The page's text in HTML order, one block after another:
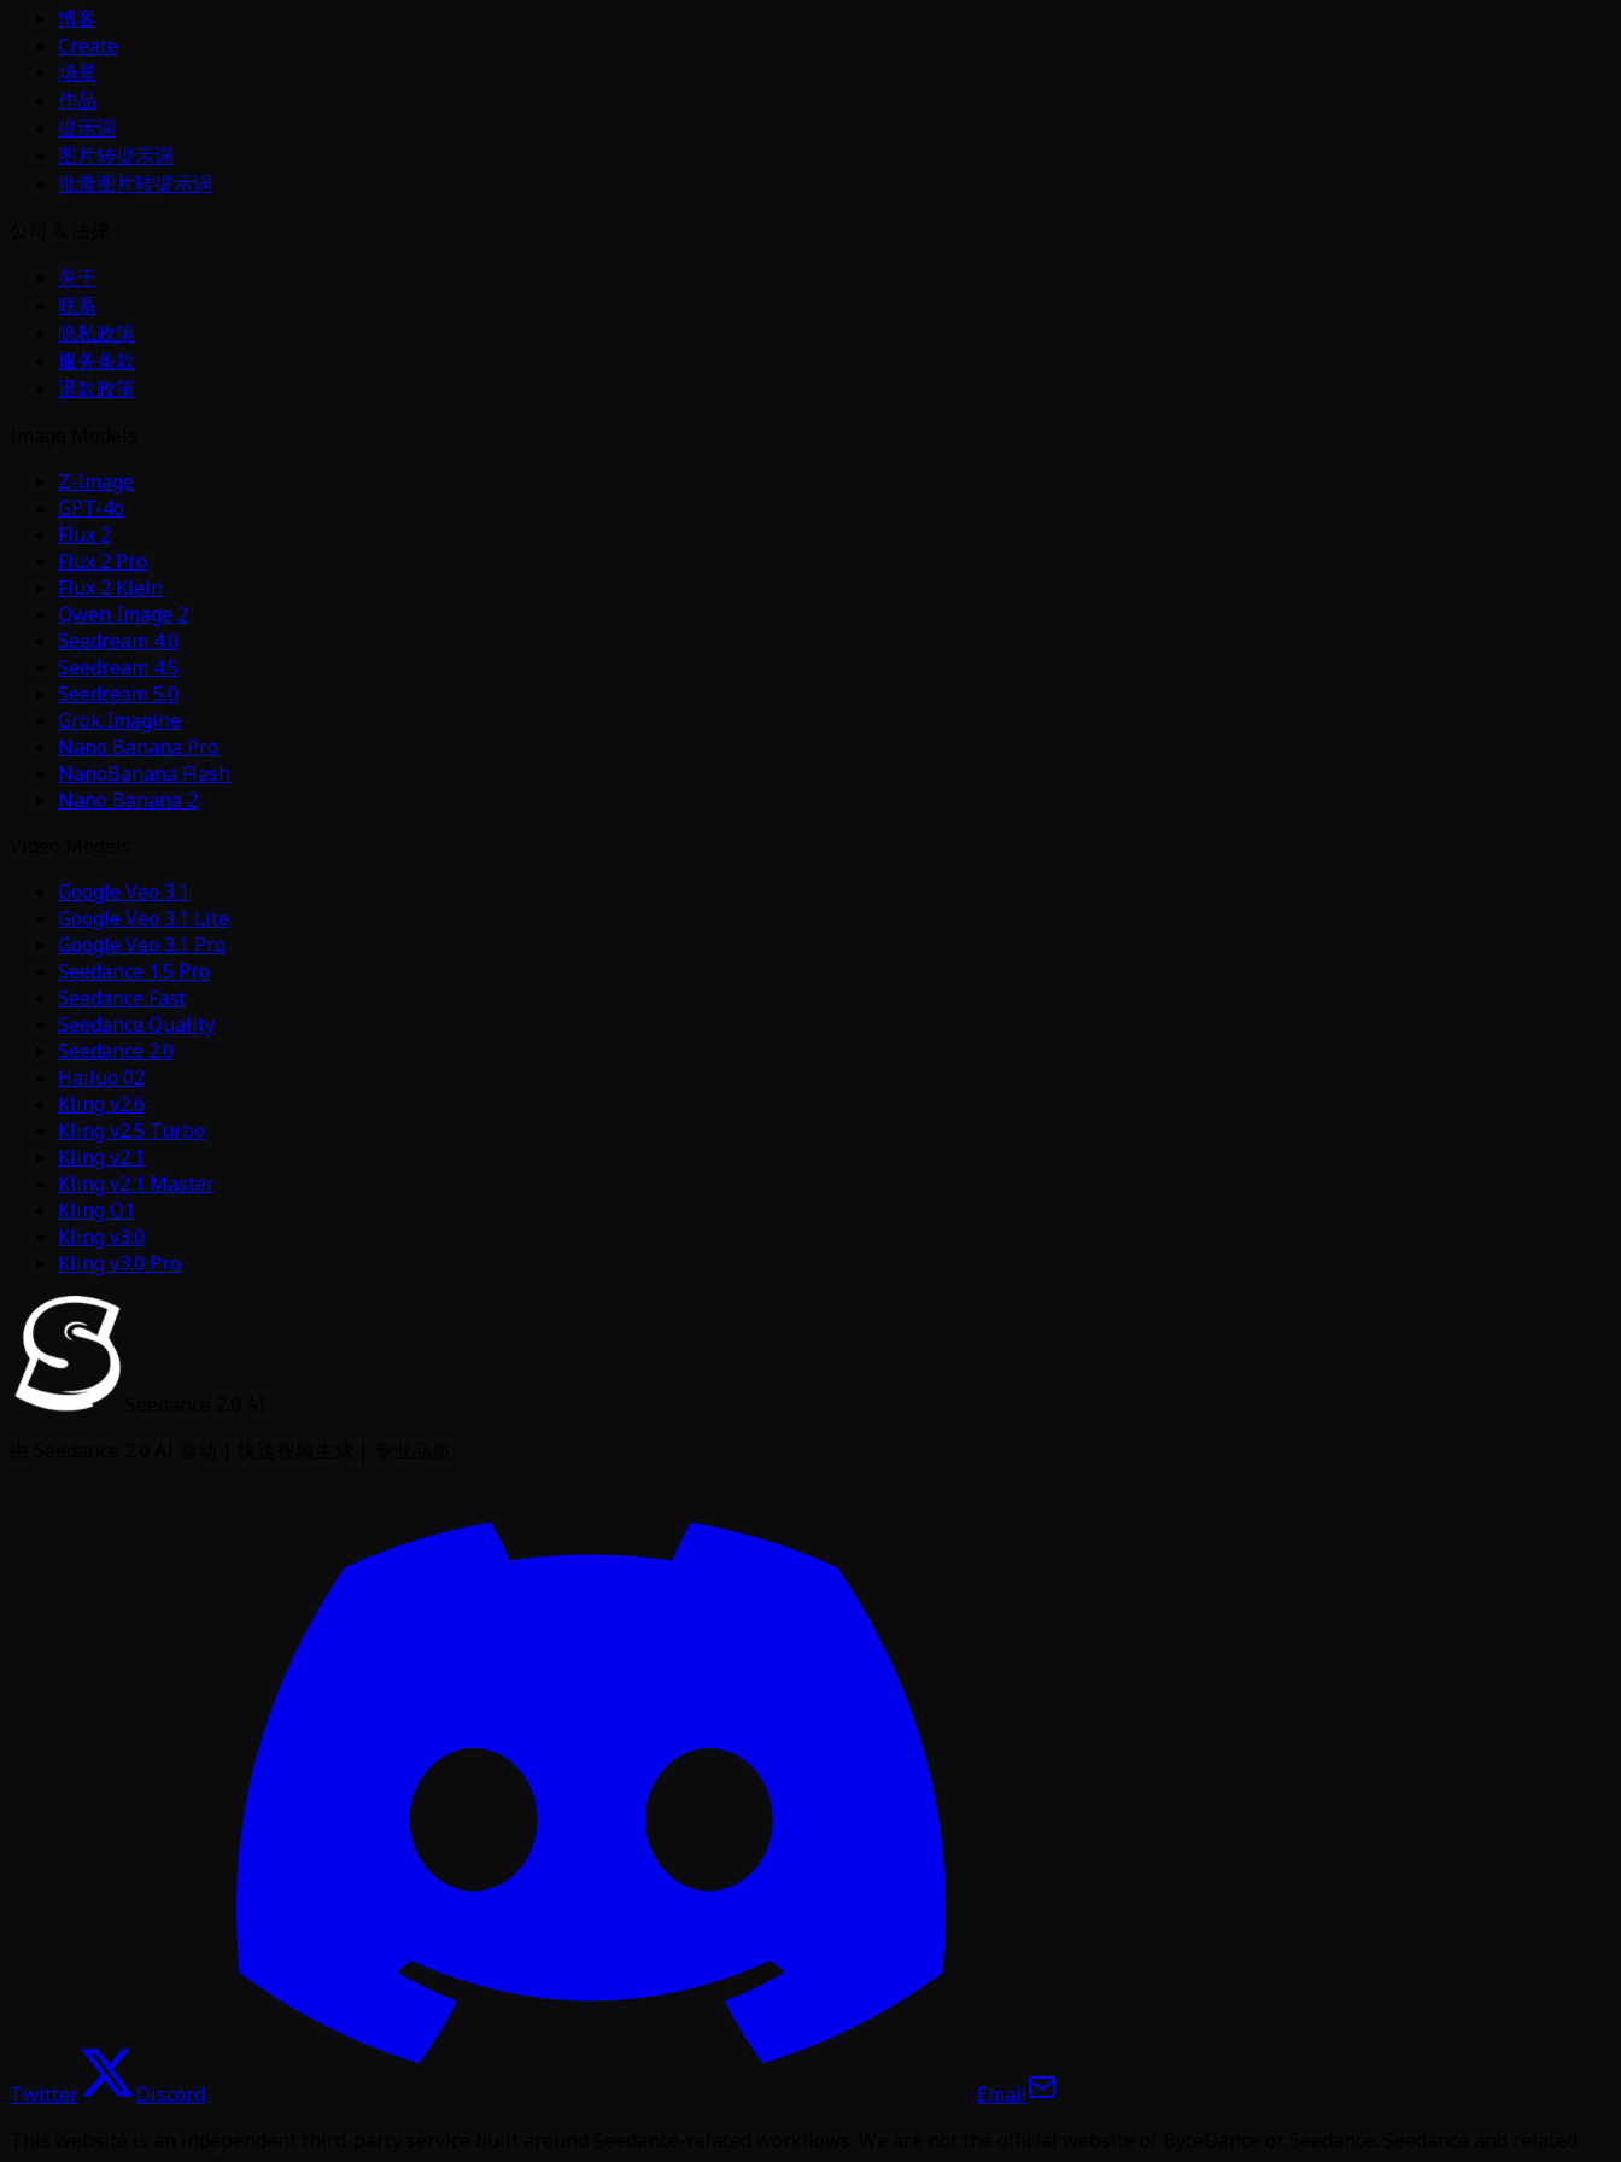
博客
Create
场景
作品
提示词
图片转提示词
批量图片转提示词
关于
联系
隐私政策
服务条款
退款政策
Z-Image
GPT-4o
Flux 2
Flux 2 Pro
Flux 2 Klein
Qwen Image 2
Seedream 4.0
Seedream 4.5
Seedream 5.0
Grok Imagine
Nano Banana Pro
NanoBanana Flash
Nano Banana 2
Google Veo 3.1
Google Veo 3.1 Lite
Google Veo 3.1 Pro
Seedance 1.5 Pro
Seedance Fast
Seedance Quality
Seedance 2.0
Hailuo 02
Kling v2.6
Kling v2.5 Turbo
Kling v2.1
Kling v2.1 Master
Kling O1
Kling v3.0
Kling v3.0 Pro
Twitter Discord
Email